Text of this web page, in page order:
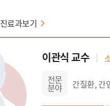
진료과보기
이관식 교수
전문
분야 간질환, 간